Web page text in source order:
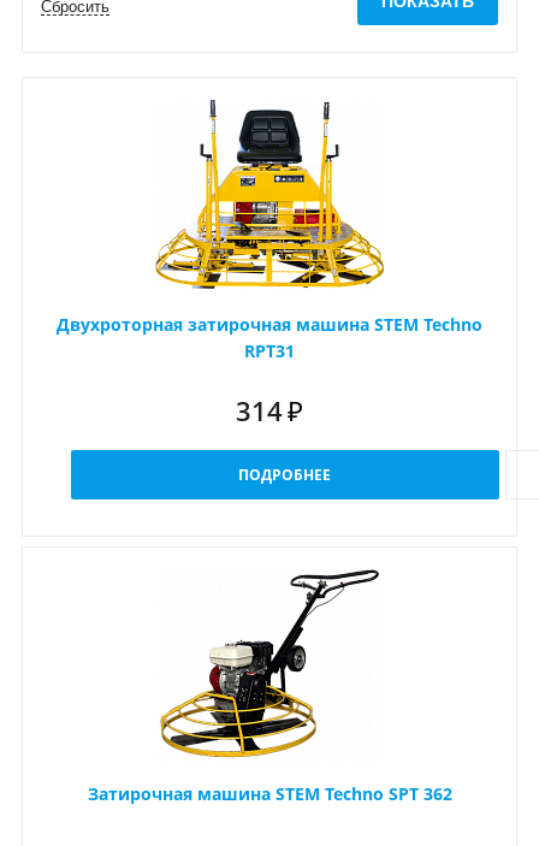
Двухроторная затирочная машина STEM Techno
RPT31
314₽
ПОДРОБНЕЕ
Затирочная машина STEM Techno SPT 362